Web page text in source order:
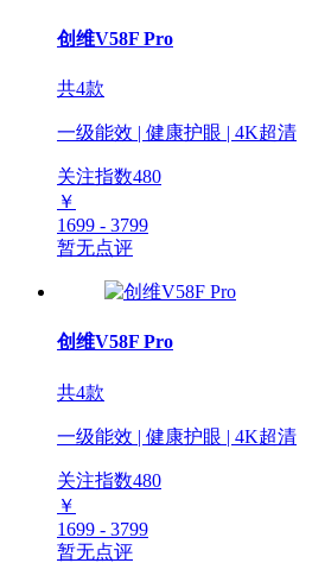
创维V58F Pro
共4款
一级能效 | 健康护眼 | 4K超清
关注指数480
￥
1699 - 3799
暂无点评
创维V58F Pro
共4款
一级能效 | 健康护眼 | 4K超清
关注指数480
￥
1699 - 3799
暂无点评